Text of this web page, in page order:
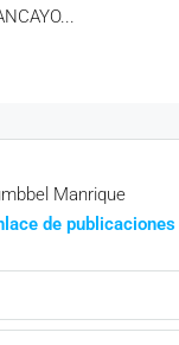
Manrique
de publicaciones